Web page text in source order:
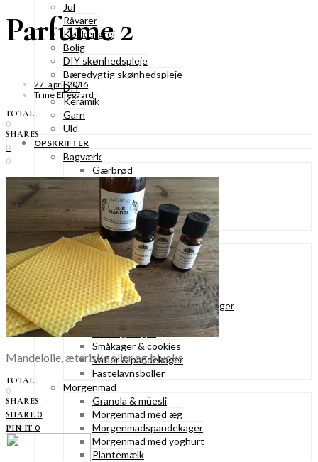
Jul
Råvarer
Køkkengrej
Bolig
DIY skønhedspleje
Bæredygtig skønhedspleje
DIY
Keramik
Garn
Uld
OPSKRIFTER
Bagværk
Gærbrød
Boller
Madbrød
Rugbrød
Kiks & knækbrød
Kager
Æblekager
Skærekager
Søde tærter
Muffins & cupcakes
Gærkager & sammenlagte kager
Konditorkager
Marengskager
Småkager & cookies
Vafler & pandekager
Fastelavnsboller
Morgenmad
Granola & müesli
Morgenmad med æg
Morgenmadspandekager
Morgenmad med yoghurt
Plantemælk
Parfume 2
27. april 2016
Trine Ellegaard
TOTAL
0
SHARES
0
0
Mandelolie, æteriske olier og bivoks
TOTAL
0
SHARES
SHARE 0
PIN IT 0